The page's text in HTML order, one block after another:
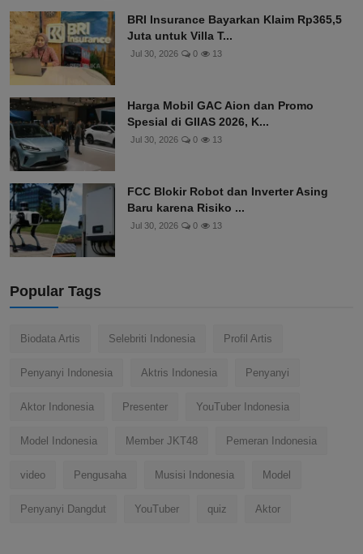
BRI Insurance Bayarkan Klaim Rp365,5
Juta untuk Villa T...
Jul 30, 2026 0 13
Harga Mobil GAC Aion dan Promo
Spesial di GIIAS 2026, K...
Jul 30, 2026 0 13
FCC Blokir Robot dan Inverter Asing
Baru karena Risiko ...
Jul 30, 2026 0 13
Popular Tags
Biodata Artis Selebriti Indonesia Profil Artis
Penyanyi Indonesia Aktris Indonesia Penyanyi
Aktor Indonesia Presenter YouTuber Indonesia
Model Indonesia Member JKT48 Pemeran Indonesia
video Pengusaha Musisi Indonesia Model
Penyanyi Dangdut YouTuber quiz Aktor